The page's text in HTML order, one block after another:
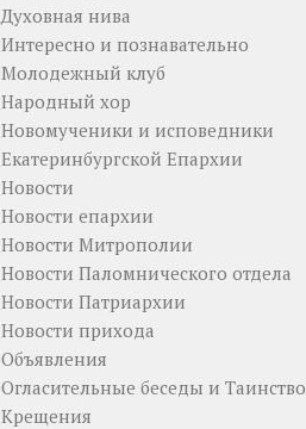
Духовная нива
Интересно и познавательно
Молодежный клуб
Народный хор
Новомученики и исповедники
Екатеринбургской Епархии
Новости
Новости епархии
Новости Митрополии
Новости Паломнического отдела
Новости Патриархии
Новости прихода
Объявления
Огласительные беседы и Таинство
Крещения